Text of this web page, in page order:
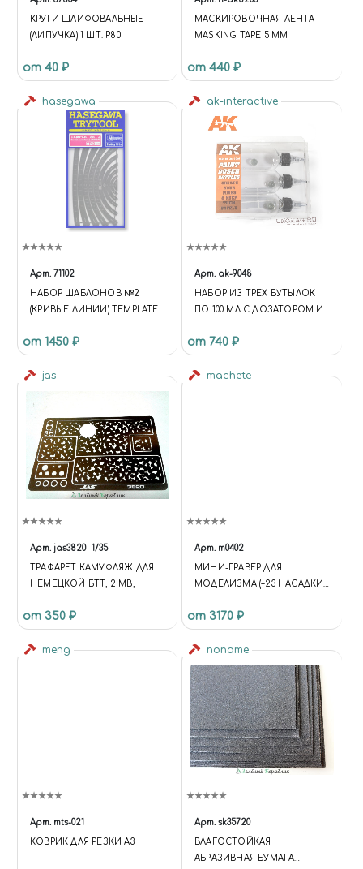
КРУГИ ШЛИФОВАЛЬНЫЕ
(ЛИПУЧКА) 1 ШТ. Р80
от 40 ₽
МАСКИРОВОЧНАЯ ЛЕНТА
MASKING TAPE 5 MM
от 440 ₽
hasegawa
Арт. 71102
НАБОР ШАБЛОНОВ №2
(КРИВЫЕ ЛИНИИ) TEMPLATE
от 1450 ₽
ak-interactive
Арт. ak-9048
НАБОР ИЗ ТРЕХ БУТЫЛОК
ПО 100 МЛ С ДОЗАТОРОМ И
КРЫШКОЙ
от 740 ₽
jas
Арт. jas3820 1/35
ТРАФАРЕТ КАМУФЛЯЖ ДЛЯ
НЕМЕЦКОЙ БТТ, 2 МВ,
от 350 ₽
machete
Арт. m0402
МИНИ-ГРАВЕР ДЛЯ
МОДЕЛИЗМА (+23 НАСАДКИ
от 3170 ₽
meng
Арт. mts-021
КОВРИК ДЛЯ РЕЗКИ А3
noname
Арт. sk35720
ВЛАГОСТОЙКАЯ
АБРАЗИВНАЯ БУМАГА